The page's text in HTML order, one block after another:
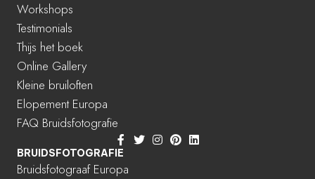
Workshops
Testimonials
Thijs het boek
Online Gallery
Kleine bruiloften
Elopement Europa
FAQ Bruidsfotografie
BRUIDSFOTOGRAFIE
Bruidsfotograaf Europa